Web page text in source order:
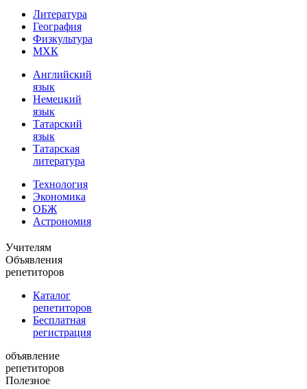
Литература
География
Физкультура
МХК
Английский
язык
Немецкий
язык
Татарский
язык
Татарская
литература
Технология
Экономика
ОБЖ
Астрономия
Учителям
Объявления
репетиторов
Каталог
репетиторов
Бесплатная
регистрация
объявление
репетиторов
Полезное